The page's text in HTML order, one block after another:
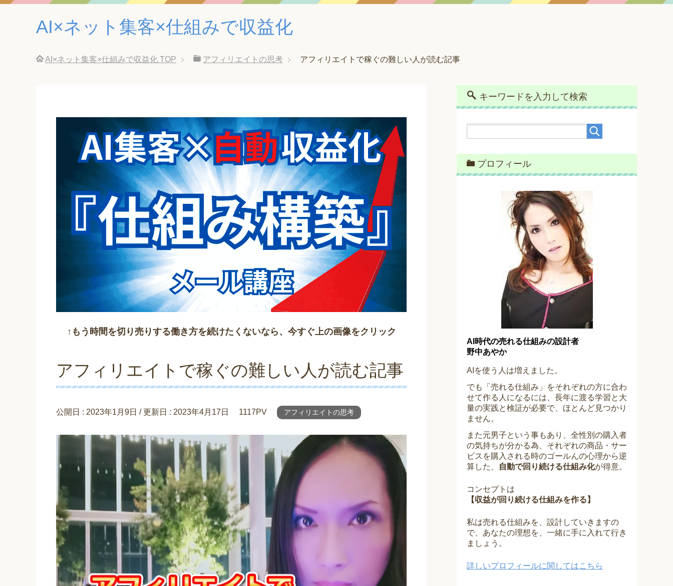
AI×ネット集客×仕組みで収益化
AI×ネット集客×仕組みで収益化 TOP アフィリエイトの思考 アフィリエイトで稼ぐの難しい人が読む記事
↑もう時間を切り売りする働き方を続けたくないなら、今すぐ上の画像をクリック
アフィリエイトで稼ぐの難しい人が読む記事
公開日 : 2023年1月9日 / 更新日 : 2023年4月17日 1117PV アフィリエイトの思考
キーワードを入力して検索
プロフィール
AI時代の売れる仕組みの設計者
野中あやか
AIを使う人は増えました。
でも「売れる仕組み」をそれぞれの方に合わ
せて作る人になるには、長年に渡る学習と大
量の実践と検証が必要で、ほとんど見つかり
ません。
また元男子という事もあり、全性別の購入者
の気持ちが分かる為、それぞれの商品・サー
ビスを購入される時のゴールんの心理から逆
算した、
自動で回り続ける仕組み化が得意。
コンセプトは
【収益が回り続ける仕組みを作る】
私は売れる仕組みを、設計していきますの
で、あなたの理想を、一緒に手に入れて行き
ましょう。
詳しいプロフィールに関してはこちら